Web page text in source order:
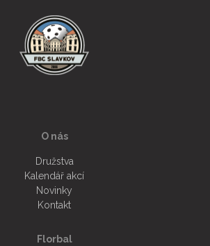
O nás
Družstva
Kalendář akcí
Novinky
Kontakt
Florbal